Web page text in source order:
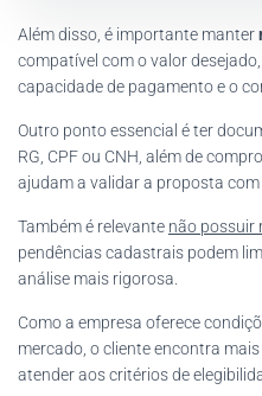
Além disso, é importante manter
compatível com o valor
capacidade de pagamento e o
Outro ponto essencial é ter
RG, CPF ou CNH, além de
ajudam a validar a proposta com
Também é relevante não possuir
pendências cadastrais podem
análise mais rigorosa.
Como a empresa oferece
mercado, o cliente encontra
atender aos critérios de